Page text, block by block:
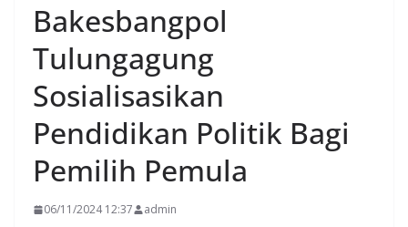
Bakesbangpol
Tulungagung
Sosialisasikan
Pendidikan Politik Bagi
Pemilih Pemula
06/11/2024 12:37 admin